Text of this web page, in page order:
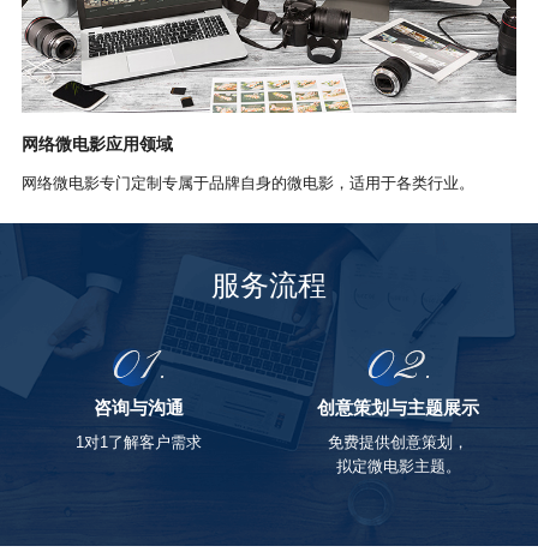
网络微电影应用领域
网络微电影专门定制专属于品牌自身的微电影，适用于各类行业。
服务流程
签署合同
确定制作费用预算
执行计划方案
制作拍摄脚本
选址、选景、选演员